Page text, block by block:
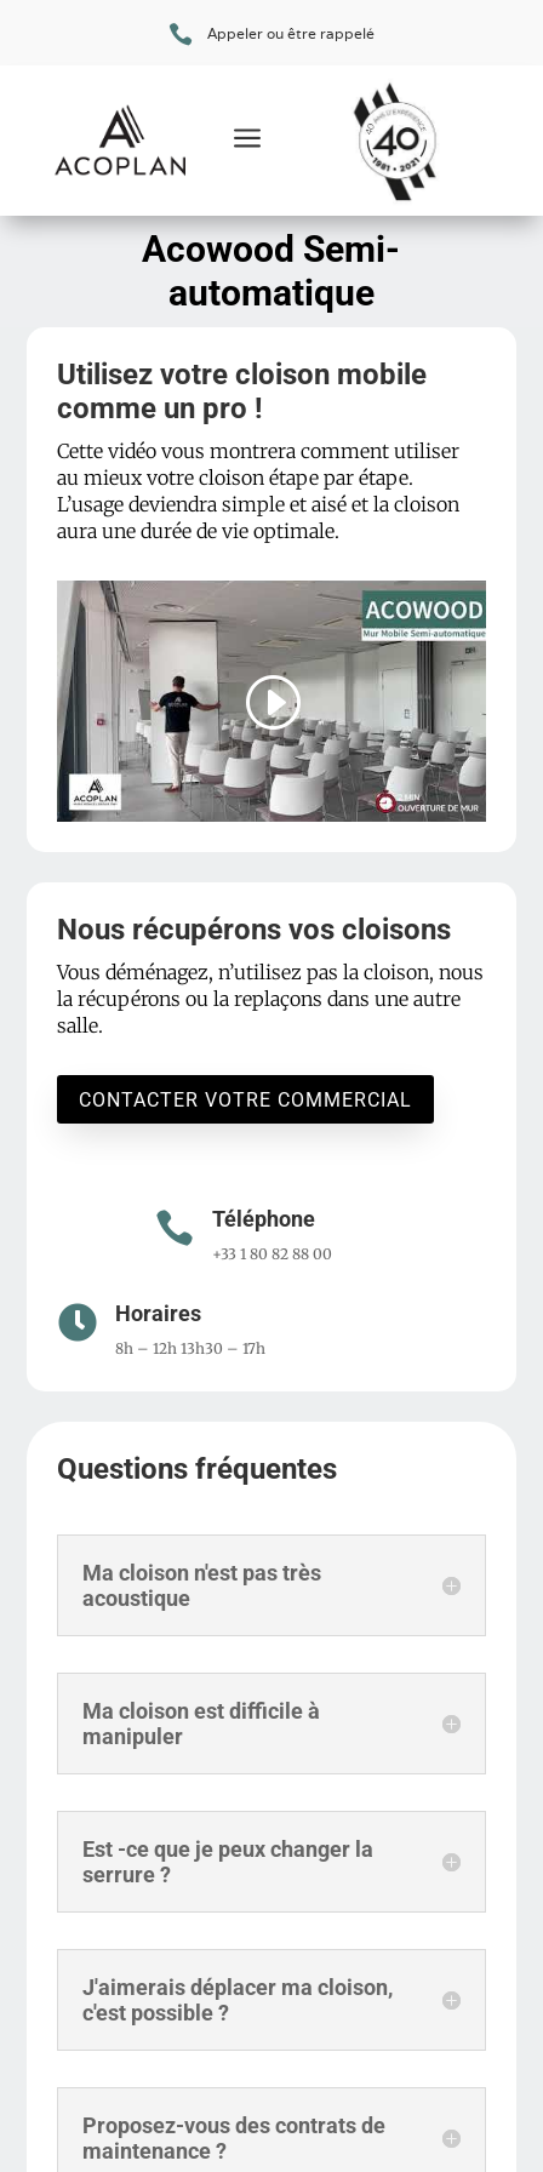
 Appeler ou être rappelé
a
Acowood Semi-
automatique
Utilisez votre cloison mobile
comme un pro !
Cette vidéo vous montrera comment utiliser
au mieux votre cloison étape par étape.
L’usage deviendra simple et aisé et la cloison
aura une durée de vie optimale.
Nous récupérons vos cloisons
Vous déménagez, n’utilisez pas la cloison, nous
la récupérons ou la replaçons dans une autre
salle.
CONTACTER VOTRE COMMERCIAL
 Téléphone
+33 1 80 82 88 00
 Horaires
8h – 12h 13h30 – 17h
Questions fréquentes
Ma cloison n'est pas très
acoustique
Ma cloison est difficile à
manipuler
Est -ce que je peux changer la
serrure ?
J'aimerais déplacer ma cloison,
c'est possible ?
Proposez-vous des contrats de
maintenance ?